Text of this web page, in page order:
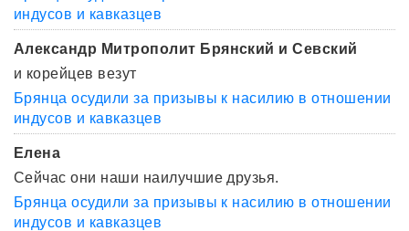
индусов и кавказцев
Александр Митрополит Брянский и Севский
и корейцев везут
Брянца осудили за призывы к насилию в отношении
индусов и кавказцев
Елена
Сейчас они наши наилучшие друзья.
Брянца осудили за призывы к насилию в отношении
индусов и кавказцев